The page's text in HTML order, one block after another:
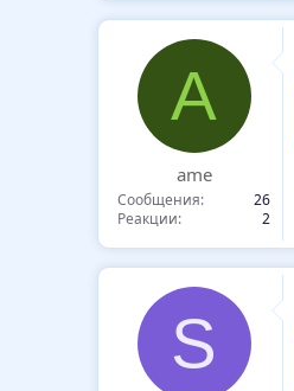
A
ame
Сообщения
26
Реакции
2
S